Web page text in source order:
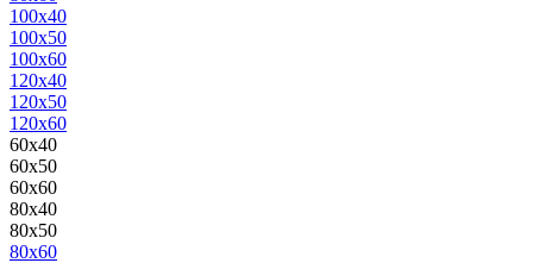
100x40
100x50
100x60
120x40
120x50
120x60
60x40
60x50
60x60
80x40
80x50
80x60